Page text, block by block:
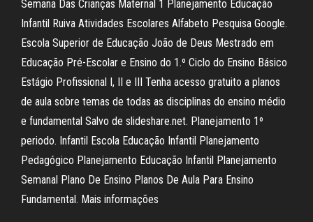
Semana Das Crianças Maternal 1 Planejamento Educação
Infantil Ruiva Atividades Escolares Alfabeto Pesquisa Google.
Escola Superior de Educação João de Deus Mestrado em
Educação Pré-Escolar e Ensino do 1.º Ciclo do Ensino Básico
Estágio Profissional I, II e III Tenha acesso gratuito a planos
de aula sobre temas de todas as disciplinas do ensino médio
e fundamental Salvo de slideshare.net. Planejamento 1º
periodo. Infantil Escola Educação Infantil Planejamento
Pedagógico Planejamento Educação Infantil Planejamento
Semanal Plano De Ensino Planos De Aula Para Ensino
Fundamental. Mais informações